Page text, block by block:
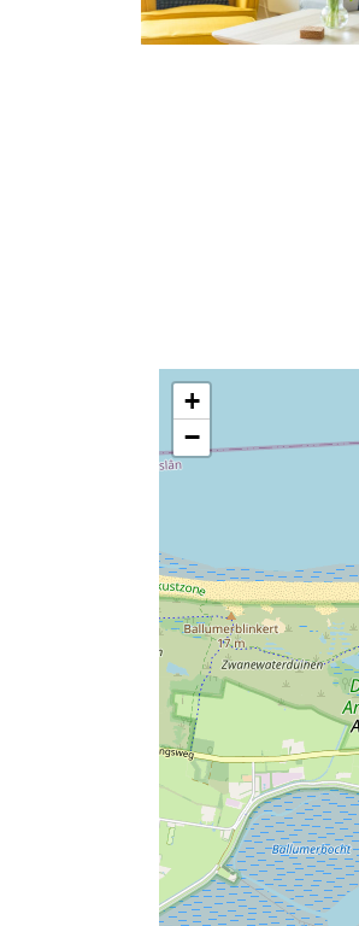
eetkamer
keuken
woonkamer
parkeerplaats
badkamer
gang
slaapkamer I
+
−